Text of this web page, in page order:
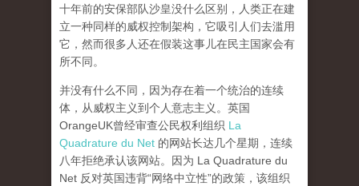
十年前的安保部队沙皇没什么区别，人类正在建
立一种同样的威权控制架构，它吸引人们去滥用
它，然而很多人还在假装这事儿在民主国家会有
所不同。
并没有什么不同，因为存在着一个统治的连续
体，从威权主义到个人意志主义。英国
OrangeUK曾经审查公民权利组织 La
Quadrature du Net 的网站长达几个星期，连续
八年拒绝承认该网站。因为 La Quadrature du
Net 反对英国违背“网络中立性”的政策，该组织